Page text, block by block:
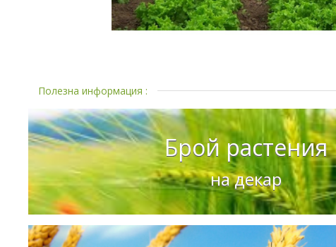
Полезна информация :
Брой растения
на декар